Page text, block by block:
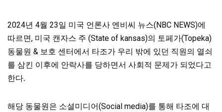
2024년 4월 23일 미국 언론사 엔비씨 뉴스(NBC NEWS)에
따르면, 미국 캔자스 주 (State of kansas)의 토페가(Topeka)
동물원 & 보호 센터에서 타조가 우리 밖에 있던 직원의 열쇠
를 삼킨 이후에 안락사를 당하면서 사회적 문제가 되었다고
한다.
해당 동물원은 소셜미디어(Social media)를 통해 타조에 대